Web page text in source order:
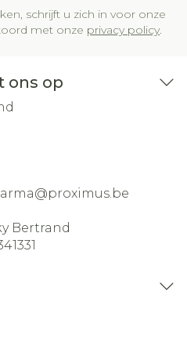
schrijft u zich in voor onze
met onze privacy policy.
ons op
proximus.be
Bertrand